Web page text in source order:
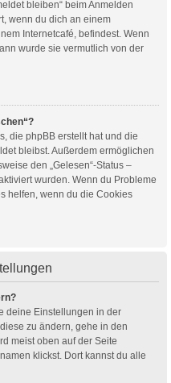
bleiben“ beim Anmelden
wenn du dich an einem
Internetcafé, befindest. Wenn
wurde sie vermutlich von der
die phpBB erstellt hat und die
bleibst. Außerdem ermöglichen
den „Gelesen“-Status –
wurden. Wenn du Probleme
helfen, wenn du die Cookies
deine Einstellungen in der
zu ändern, gehe in den
meist oben auf der Seite
klickst. Dort kannst du alle